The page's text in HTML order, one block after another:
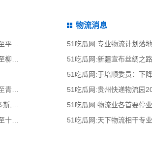
51吃瓜网:东莞到平凉物流公司,东莞整车物流到平凉,东莞至平凉物流专线 - 天南
51吃瓜网:清远到十堰物流公司,清远整车物流到十堰,清远至十堰物流专线 - 天南
物流消息
51吃瓜网:专业物流计划落
51吃瓜网:新疆宣布丝绸之
51吃瓜网:于培顺委员：下
51吃瓜网:贵州快递物流园
51吃瓜网:物流业各首要停
51吃瓜网:天下物流相干专